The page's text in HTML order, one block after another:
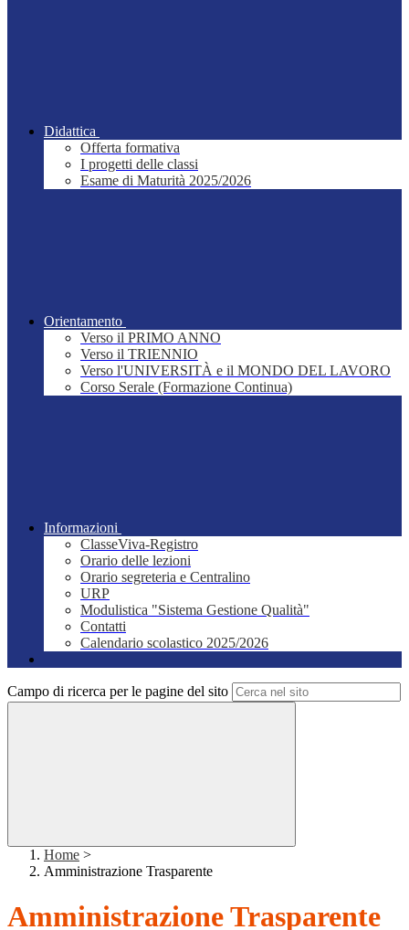
Didattica
Offerta formativa
I progetti delle classi
Esame di Maturità 2025/2026
Orientamento
Verso il PRIMO ANNO
Verso il TRIENNIO
Verso l'UNIVERSITÀ e il MONDO DEL LAVORO
Corso Serale (Formazione Continua)
Informazioni
ClasseViva-Registro
Orario delle lezioni
Orario segreteria e Centralino
URP
Modulistica "Sistema Gestione Qualità"
Contatti
Calendario scolastico 2025/2026
Campo di ricerca per le pagine del sito
Home >
Amministrazione Trasparente
Amministrazione Trasparente